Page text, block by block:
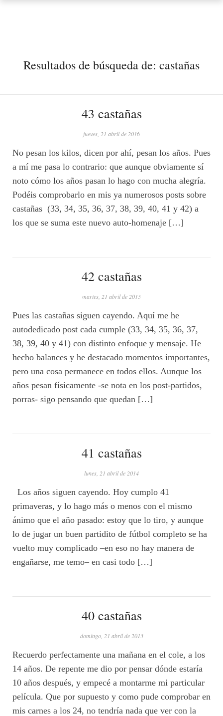
Resultados de búsqueda de: castañas
43 castañas
jueves, 21 abril de 2016
No pesan los kilos, dicen por ahí, pesan los años. Pues
a mí me pasa lo contrario: que aunque obviamente sí
noto cómo los años pasan lo hago con mucha alegría.
Podéis comprobarlo en mis ya numerosos posts sobre
castañas (33, 34, 35, 36, 37, 38, 39, 40, 41 y 42) a
los que se suma este nuevo auto-homenaje […]
42 castañas
martes, 21 abril de 2015
Pues las castañas siguen cayendo. Aquí me he
autodedicado post cada cumple (33, 34, 35, 36, 37,
38, 39, 40 y 41) con distinto enfoque y mensaje. He
hecho balances y he destacado momentos importantes,
pero una cosa permanece en todos ellos. Aunque los
años pesan físicamente -se nota en los post-partidos,
porras- sigo pensando que quedan […]
41 castañas
lunes, 21 abril de 2014
Los años siguen cayendo. Hoy cumplo 41
primaveras, y lo hago más o menos con el mismo
ánimo que el año pasado: estoy que lo tiro, y aunque
lo de jugar un buen partidito de fútbol completo se ha
vuelto muy complicado –en eso no hay manera de
engañarse, me temo– en casi todo […]
40 castañas
domingo, 21 abril de 2013
Recuerdo perfectamente una mañana en el cole, a los
14 años. De repente me dio por pensar dónde estaría
10 años después, y empecé a montarme mi particular
película. Que por supuesto y como pude comprobar en
mis carnes a los 24, no tendría nada que ver con la